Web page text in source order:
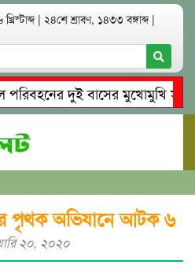
| ২৪শে শ্রাবণ, ১৪৩৩ বঙ্গাব্দ |
দুই বাসের মুখোমুখি
পাচার: মাদকাসক্ত রিমালকে
পৃথক অভিযানে আটক ৬
২০, ২০২০